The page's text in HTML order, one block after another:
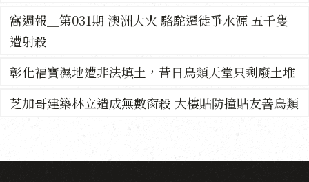
窩週報＿第031期 澳洲大火 駱駝遷徙爭水源 五千隻
遭射殺
彰化福寶濕地遭非法填土，昔日鳥類天堂只剩廢土堆
芝加哥建築林立造成無數窗殺 大樓貼防撞貼友善鳥類